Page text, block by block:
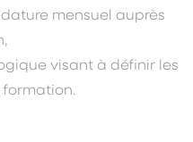
mensuel auprès
visant à définir les